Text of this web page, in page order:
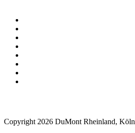
Copyright 2026 DuMont Rheinland, Köln